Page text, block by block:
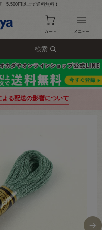
5,500円以上で送料無料！
検索
よる配送の影響について